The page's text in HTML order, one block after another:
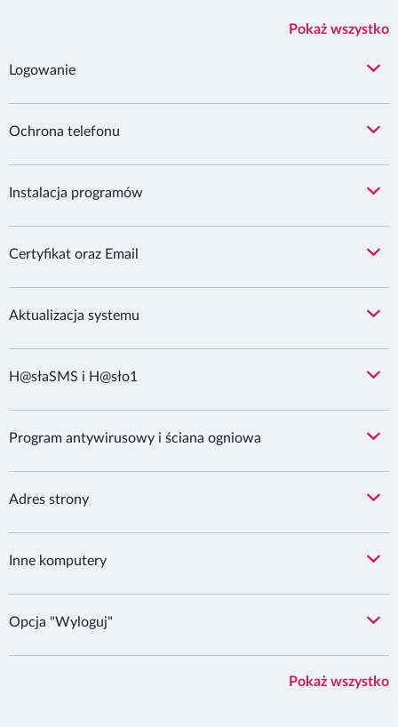
Pokaż wszystko
Logowanie
Ochrona telefonu
Instalacja programów
Certyfikat oraz Email
Aktualizacja systemu
H@słaSMS i H@sło1
Program antywirusowy i ściana ogniowa
Adres strony
Inne komputery
Opcja "Wyloguj"
Pokaż wszystko
Bank Millennium S.A. używa niezbędnych plików
cookie
korzystanie z naszej strony internetowej. Bank korzysta
również z opcjonalnych analitycznych i marketingowych
aby poprawiać jakość korzystania ze strony, dokonywać
pomiarów, które pozwalają udoskonalać produkty i
tym marketingowe, lepiej dopasowane do Ciebie.
Pliki cookie, które instalujemy lub przechowujemy w
Twojej przeglądarce, a także wykorzystywane inne
sposób korzystasz ze strony i jak możemy ją